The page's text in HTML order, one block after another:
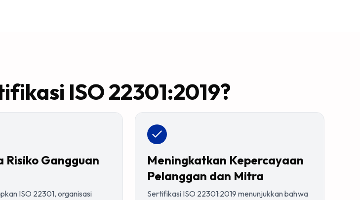
ISO 22301:2019?
Risiko Gangguan
ISO 22301, organisasi
Meningkatkan Kepercayaan
Pelanggan dan Mitra
Sertifikasi ISO 22301:2019 menunjukkan bahwa